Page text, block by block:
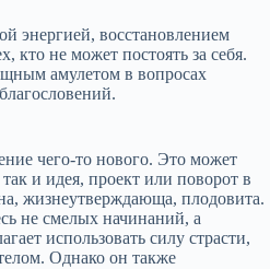
энергией, восстановлением
кто не может постоять за себя.
амулетом в вопросах
чего-то нового. Это может
и идея, проект или поворот в
жизнеутверждающа, плодовита.
не смелых начинаний, а
использовать силу страсти,
Однако он также